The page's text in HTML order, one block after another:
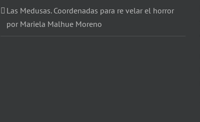
Las Medusas. Coordenadas para re velar el horror
por Mariela Malhue Moreno